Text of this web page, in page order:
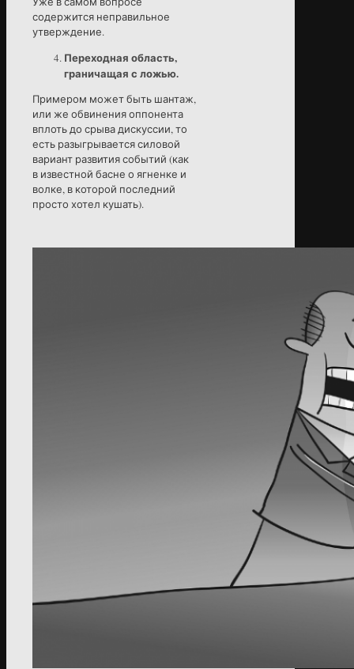
содержится неправильное
утверждение.
Переходная область,
граничащая с ложью.
Примером может быть шантаж,
или же обвинения оппонента
вплоть до срыва дискуссии, то
есть разыгрывается силовой
вариант развития событий (как
в известной басне о ягненке и
волке, в которой последний
просто хотел кушать).